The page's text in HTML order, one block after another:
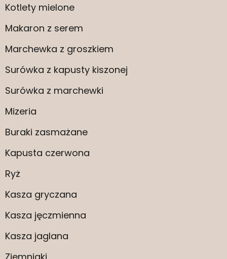
Kotlety mielone
Makaron z serem
Marchewka z groszkiem
Surówka z kapusty kiszonej
Surówka z marchewki
Mizeria
Buraki zasmażane
Kapusta czerwona
Ryż
Kasza gryczana
Kasza jęczmienna
Kasza jaglana